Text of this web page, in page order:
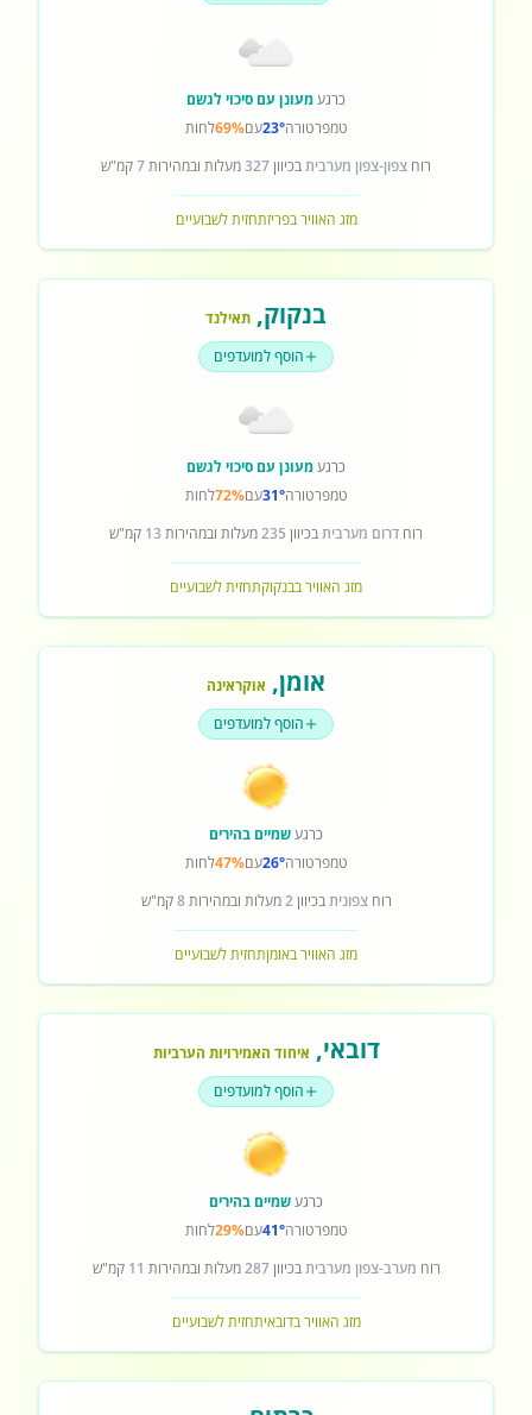
כרגעמעונן עם סיכוי לגשם
טמפרטורה23°עם69%לחות
רוח צפון-צפון מערביתבכיוון327מעלות ובמהירות7קמ"ש
מזג האוויר בפריזתחזית לשבועיים
בנקוק, תאילנד
הוסף למועדפים
כרגעמעונן עם סיכוי לגשם
טמפרטורה31°עם72%לחות
רוח דרום מערביתבכיוון 235מעלות ובמהירות 13 קמ"ש
מזג האוויר בבנקוקתחזית לשבועיים
אומן, אוקראינה
הוסף למועדפים
כרגעשמיים בהירים
טמפרטורה26°עם47%לחות
רוחצפוניתבכיוון2מעלות ובמהירות8קמ"ש
מזג האוויר באומןתחזית לשבועיים
דובאי, איחוד האמירויות הערביות
הוסף למועדפים
כרגעשמיים בהירים
טמפרטורה41°עם29%לחות
רוח מערב-צפון מערביתבכיוון287מעלות ובמהירות 11 קמ"ש
מזג האוויר בדובאיתחזית לשבועיים